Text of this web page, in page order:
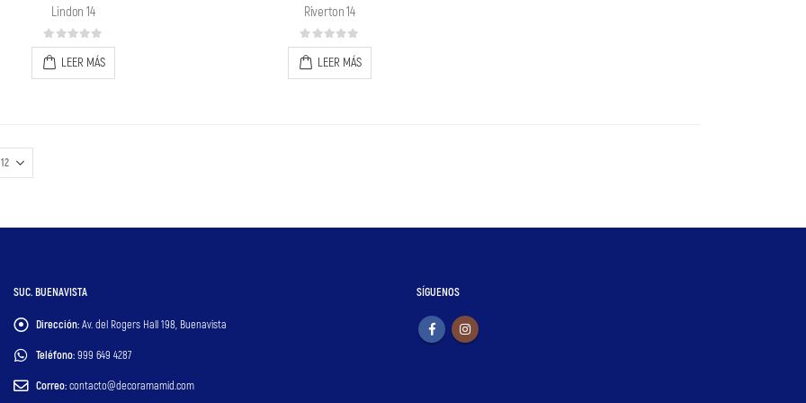
Lindon 14
0out of 5
LEER MÁS
Riverton 14
0out of 5
LEER MÁS
SUC. BUENAVISTA
Dirección:Av. del Rogers Hall 198, Buenavista
Teléfono:999 649 4287
Correo:contacto@decoramamid.com
SÍGUENOS